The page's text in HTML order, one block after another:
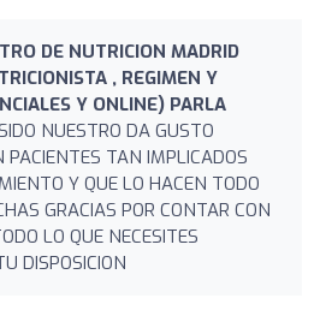
DE NUTRICION MADRID
, REGIMEN Y
Y ONLINE) PARLA
NUESTRO DA GUSTO
PACIENTES TAN IMPLICADOS
Y QUE LO HACEN TODO
GRACIAS POR CONTAR CON
LO QUE NECESITES
DISPOSICION